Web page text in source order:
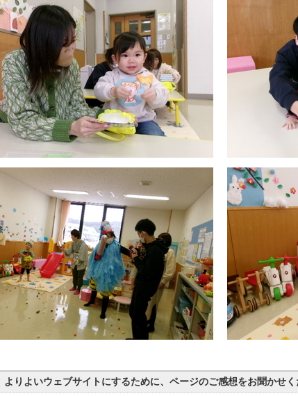
よりよいウェブサイトにするために、ページのご感想をお聞かせく